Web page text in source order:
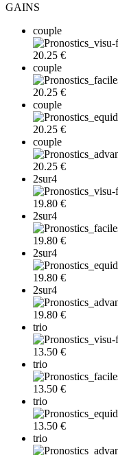
GAINS
couple
20.25 €
couple
20.25 €
couple
20.25 €
couple
20.25 €
2sur4
19.80 €
2sur4
19.80 €
2sur4
19.80 €
2sur4
19.80 €
trio
13.50 €
trio
13.50 €
trio
13.50 €
trio